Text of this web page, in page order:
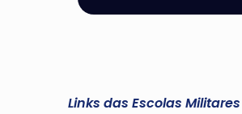
Links das Escolas Militares